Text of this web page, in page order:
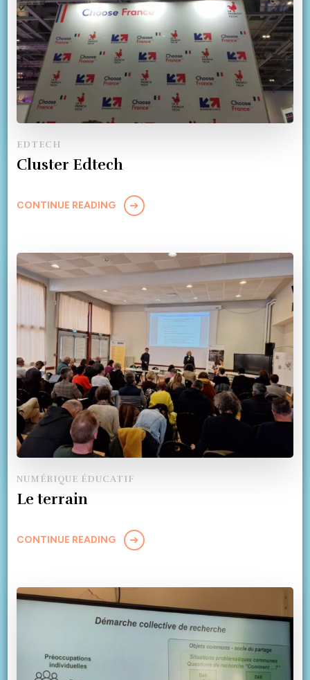
EDTECH
Cluster Edtech
CONTINUE READING
NUMÉRIQUE ÉDUCATIF
Le terrain
CONTINUE READING